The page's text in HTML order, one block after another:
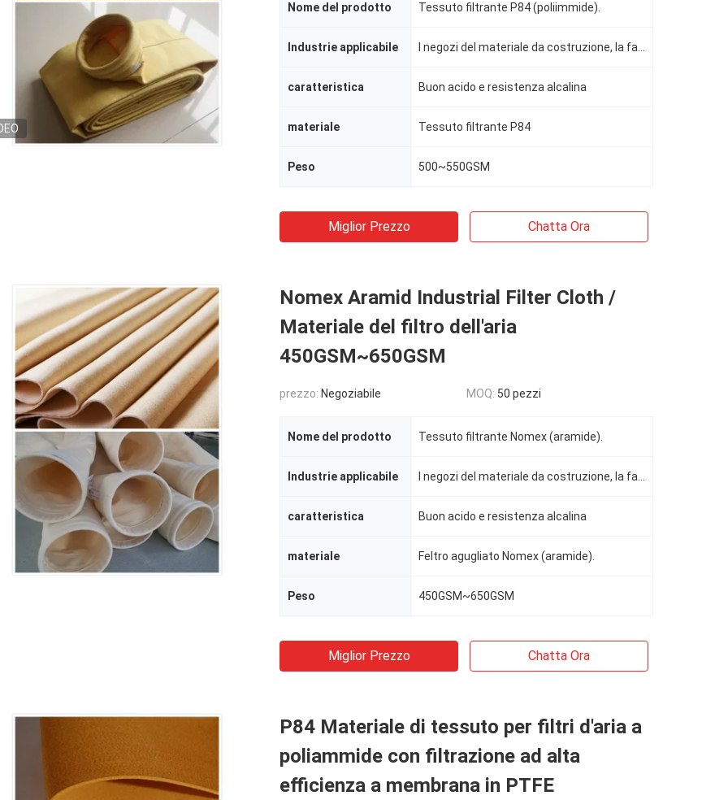
Nome del prodotto Tessuto filtrante P84 (poliimmide).
Industrie applicabile
caratteristica Buon acido e resistenza alcalina
materiale Tessuto filtrante P84
Peso 500~550GSM
Miglior Prezzo Chatta Ora
Nomex Aramid Industrial Filter Cloth /
Materiale del filtro dell'aria
450GSM~650GSM
prezzo: Negoziabile MOQ: 50 pezzi
Nome del prodotto Tessuto filtrante Nomex (aramide).
Industrie applicabile
caratteristica Buon acido e resistenza alcalina
materiale Feltro agugliato Nomex (aramide).
Peso 450GSM~650GSM
Miglior Prezzo Chatta Ora
P84 Materiale di tessuto per filtri d'aria a
poliammide con filtrazione ad alta
efficienza a membrana in PTFE